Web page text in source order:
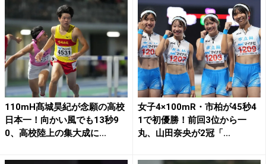
110mH髙城昊紀が念願の高校
日本一！向かい風でも13秒9
0、高校陸上の集大成に...
女子4×100mR・市柏が45秒4
1で初優勝！前回3位から一
丸、山田奈央が2冠「...